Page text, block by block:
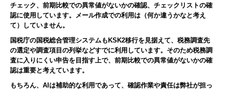
チェック、前期比較での異常値がないかの確認、チェックリストの確
認に使用しています。メール作成での利用は（何か違うかなと考え
て）していません。
国税庁の国税総合管理システムもKSK2移行を見据えて、税務調査先
の選定や調査項目の列挙などすでに利用しています。そのため税務調
査に入りにくい申告を目指す上で、 前期比較での異常値がないかの確
認は重要と考えています。
もちろん、AIは補助的な利用であって、確認作業や責任は弊社が担っ